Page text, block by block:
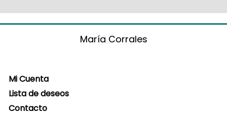
María Corrales
Mi Cuenta
Lista de deseos
Contacto